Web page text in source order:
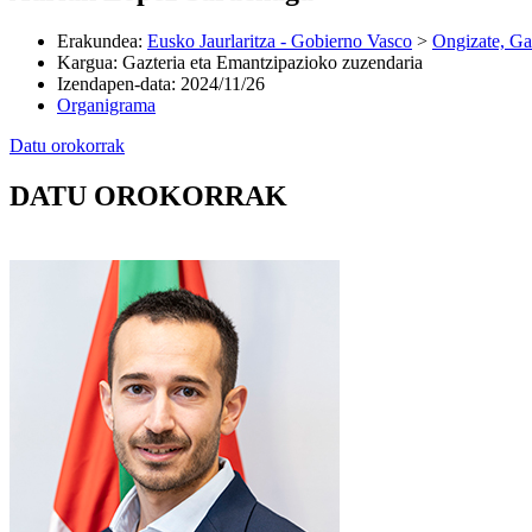
Erakundea: Eusko Jaurlaritza - Gobierno Vasco > Ongizate,
Kargua: Gazteria eta Emantzipazioko zuzendaria
Izendapen-data: 2024/11/26
Organigrama
Datu orokorrak
DATU OROKORRAK